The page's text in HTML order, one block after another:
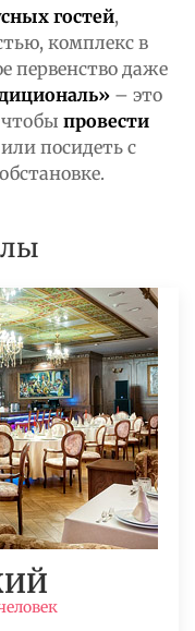
гостей,
комплекс в
первенство даже
– это
чтобы провести
посидеть с